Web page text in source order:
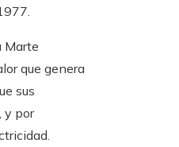
Marte
que genera
sus
y por